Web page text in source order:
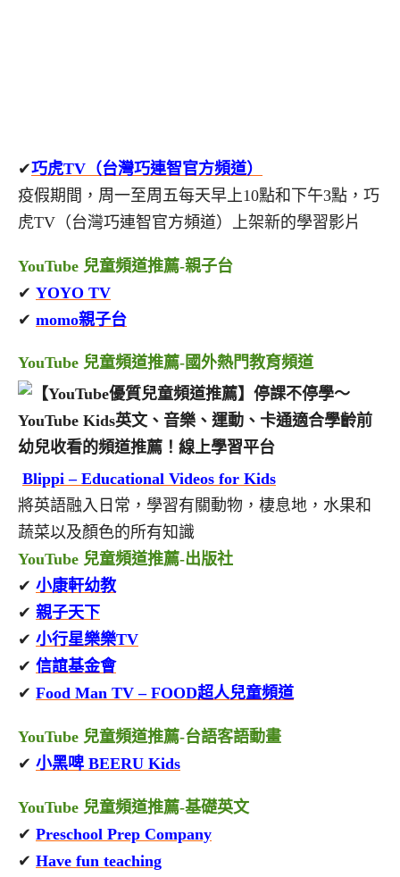
✔巧虎TV（台灣巧連智官方頻道）
疫假期間，周一至周五每天早上10點和下午3點，巧
虎TV（台灣巧連智官方頻道）上架新的學習影片
YouTube 兒童頻道推薦-親子台
✔ YOYO TV
✔ momo親子台
YouTube 兒童頻道推薦-國外熱門教育頻道
Blippi – Educational Videos for Kids
將英語融入日常，學習有關動物，棲息地，水果和
蔬菜以及顏色的所有知識
YouTube 兒童頻道推薦-出版社
✔ 小康軒幼教
✔ 親子天下
✔ 小行星樂樂TV
✔ 信誼基金會
✔ Food Man TV – FOOD超人兒童頻道
YouTube 兒童頻道推薦-台語客語動畫
✔ 小黑啤 BEERU Kids
YouTube 兒童頻道推薦-基礎英文
✔ Preschool Prep Company
✔ Have fun teaching